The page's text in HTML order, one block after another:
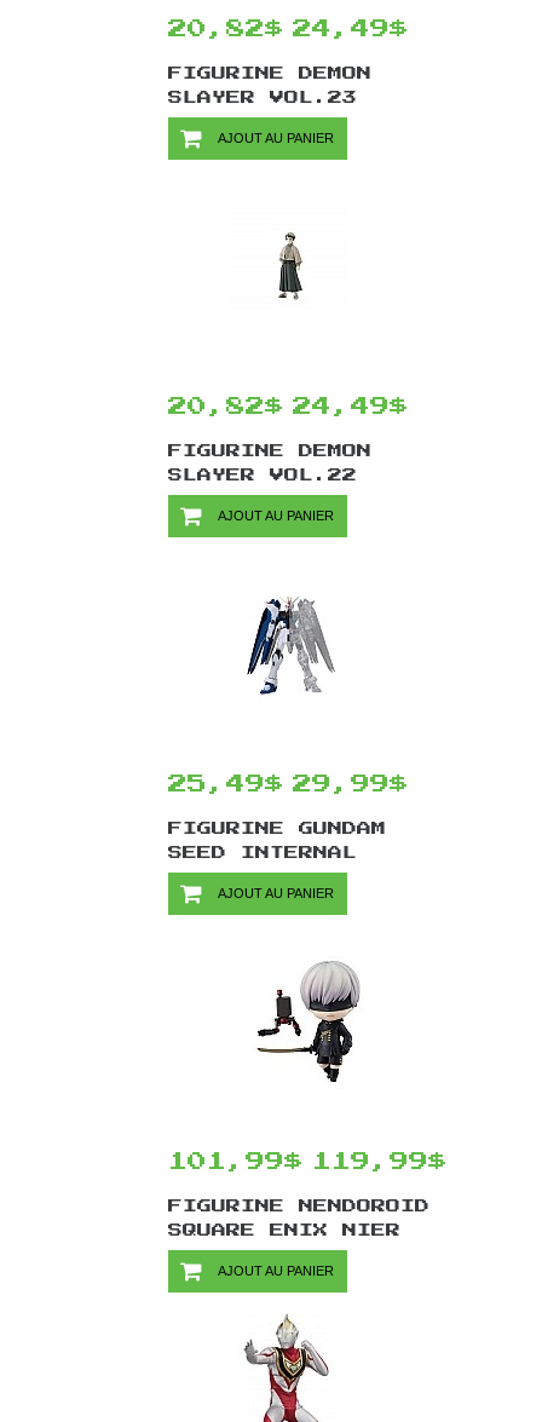
20,82$ 24,49$
FIGURINE DEMON
SLAYER VOL.23
PAR BANPRESTO -
AOI KANZAKI
AJOUT AU PANIER
20,82$ 24,49$
FIGURINE DEMON
SLAYER VOL.22
PAR BANPRESTO -
YUSHIRO VER.A 15
AJOUT AU PANIER
25,49$ 29,99$
FIGURINE GUNDAM
SEED INTERNAL
STRUCTURE - PAR
BANPRESTO
AJOUT AU PANIER
101,99$ 119,99$
FIGURINE NENDOROID
SQUARE ENIX NIER
AUTOMATA #1576 PAR
GOOD SMILE COMPANY
AJOUT AU PANIER